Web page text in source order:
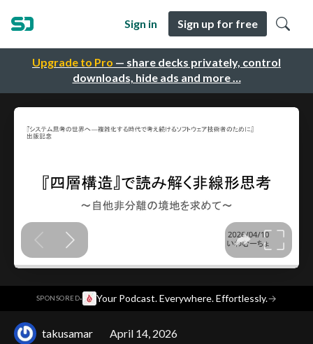
Upgrade to Pro — share decks privately, control
downloads, hide ads and more …
Sign in Sign up for free
SPONSORED· Your Podcast. Everywhere. Effortlessly.→
takusamar April 14, 2026